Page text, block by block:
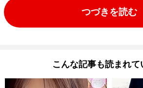
つづきを読む
こんな記事も読まれて